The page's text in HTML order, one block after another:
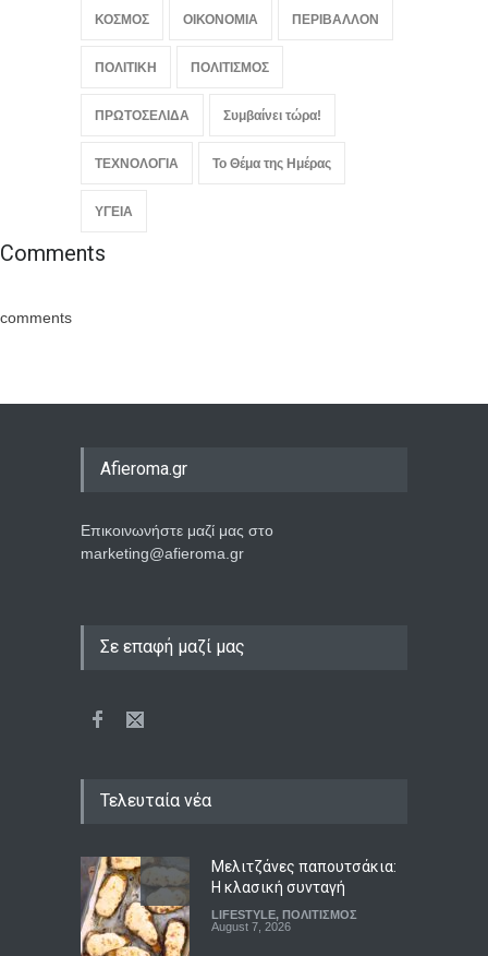
ΚΟΣΜΟΣ ΟΙΚΟΝΟΜΙΑ ΠΕΡΙΒΑΛΛΟΝ
ΠΟΛΙΤΙΚΗ ΠΟΛΙΤΙΣΜΟΣ
ΠΡΩΤΟΣΕΛΙΔΑ Συμβαίνει τώρα!
ΤΕΧΝΟΛΟΓΙΑ Το Θέμα της Ημέρας
ΥΓΕΙΑ
Comments
comments
Afieroma.gr
Επικοινωνήστε μαζί μας στο
marketing@afieroma.gr
Σε επαφή μαζί μας
Τελευταία νέα
Μελιτζάνες παπουτσάκια:
Η κλασική συνταγή
LIFESTYLE, ΠΟΛΙΤΙΣΜΟΣ
August 7, 2026